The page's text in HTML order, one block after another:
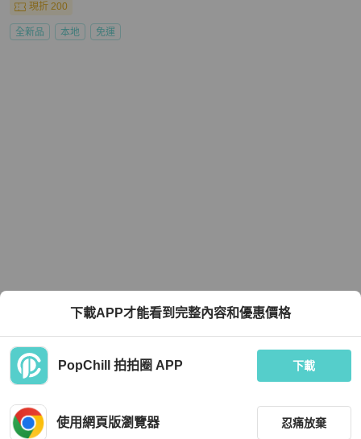
現折 200
全新品 本地 免運
下載APP才能看到完整內容和優惠價格
PopChill 拍拍圈 APP 下載
使用網頁版瀏覽器 忍痛放棄